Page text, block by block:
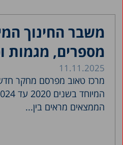
משבר החינוך
מספרים, מגמות
11.11.2025
מרכז טאוב מפרסם מחקר
הממצאים מראים בין...